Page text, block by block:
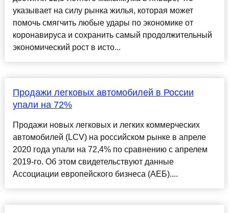
указывает на силу рынка жилья, которая может
помочь смягчить любые удары по экономике от
коронавируса и сохранить самый продолжительный
экономический рост в исто...
Продажи легковых автомобилей в России
упали на 72%
Продажи новых легковых и легких коммерческих
автомобилей (LCV) на российском рынке в апреле
2020 года упали на 72,4% по сравнению с апрелем
2019-го. Об этом свидетельствуют данные
Ассоциации европейского бизнеса (АЕБ)....